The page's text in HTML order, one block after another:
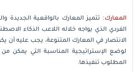
المعارك: تتميز المعارك بالواقعية
الفردي الذي يواجه خلاله اللاعب الذكاء
الانتصار في المعارك المتنوعة، يجب عليه أن
لوضع الإستراتيجية المناسبة التي يمكن
المطلوب تنفيذها.